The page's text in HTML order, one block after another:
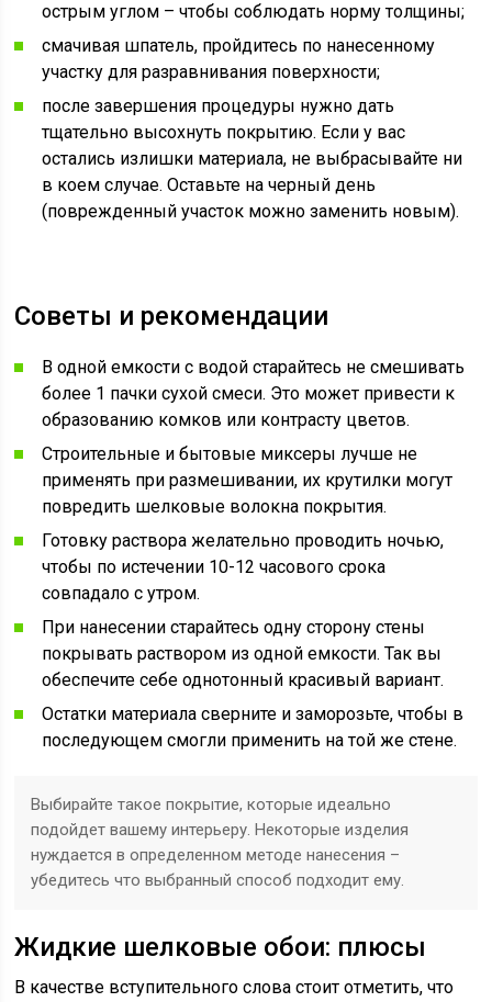
острым углом – чтобы соблюдать норму толщины;
смачивая шпатель, пройдитесь по нанесенному
участку для разравнивания поверхности;
после завершения процедуры нужно дать
тщательно высохнуть покрытию. Если у вас
остались излишки материала, не выбрасывайте ни
в коем случае. Оставьте на черный день
(поврежденный участок можно заменить новым).
Советы и рекомендации
В одной емкости с водой старайтесь не смешивать
более 1 пачки сухой смеси. Это может привести к
образованию комков или контрасту цветов.
Строительные и бытовые миксеры лучше не
применять при размешивании, их крутилки могут
повредить шелковые волокна покрытия.
Готовку раствора желательно проводить ночью,
чтобы по истечении 10-12 часового срока
совпадало с утром.
При нанесении старайтесь одну сторону стены
покрывать раствором из одной емкости. Так вы
обеспечите себе однотонный красивый вариант.
Остатки материала сверните и заморозьте, чтобы в
последующем смогли применить на той же стене.
Выбирайте такое покрытие, которые идеально
подойдет вашему интерьеру. Некоторые изделия
нуждается в определенном методе нанесения –
убедитесь что выбранный способ подходит ему.
Жидкие шелковые обои: плюсы
В качестве вступительного слова стоит отметить, что